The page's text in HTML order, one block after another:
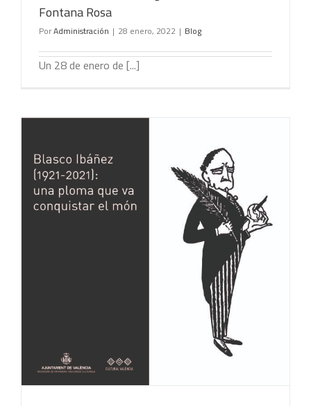
Fontana Rosa
PorAdministración | 28 enero, 2022 | Blog
Un 28 de enero de [...]